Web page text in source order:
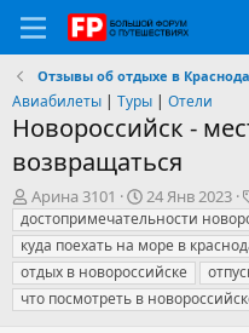
Отзывы об отдыхе в
Авиабилеты | Туры | Отели
Новороссийск -
возвращаться
А
в
т
о
р
т
Арина 3101
Д
а
т
а
н
а
24 Янв 2023
достопримечательности
куда поехать на море в
отдых в новороссийске
что посмотреть в